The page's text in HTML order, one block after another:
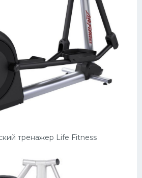
тренажер Life Fitness